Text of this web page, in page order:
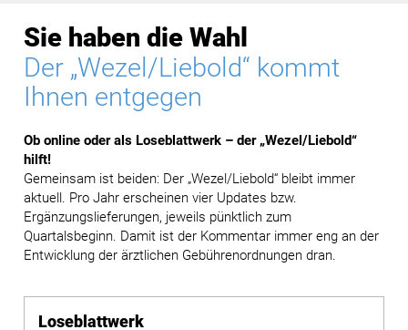
Sie haben die Wahl
Der „Wezel/Liebold“ kommt
Ihnen entgegen
Ob online oder als Loseblattwerk – der „Wezel/Liebold“
hilft!
Gemeinsam ist beiden: Der „Wezel/Liebold“ bleibt immer
aktuell. Pro Jahr erscheinen vier Updates bzw.
Ergänzungslieferungen, jeweils pünktlich zum
Quartalsbeginn. Damit ist der Kommentar immer eng an der
Entwicklung der ärztlichen Gebührenordnungen dran.
Loseblattwerk